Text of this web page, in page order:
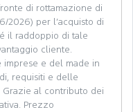
di rottamazione di
2026) per l’acquisto di
il raddoppio di tale
cliente.
imprese e del made in
requisiti e delle
al contributo dei
Prezzo